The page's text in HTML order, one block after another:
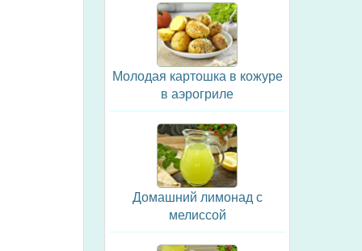
Молодая картошка в кожуре
в аэрогриле
Домашний лимонад с
мелиссой